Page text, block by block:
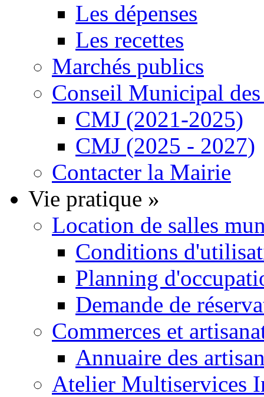
Les dépenses
Les recettes
Marchés publics
Conseil Municipal
CMJ (2021-2025)
CMJ (2025 - 2027)
Contacter la Mairie
Vie pratique »
Location de salles
Conditions
Planning
Demande de
Commerces et
Annuaire des
Atelier Multiservices